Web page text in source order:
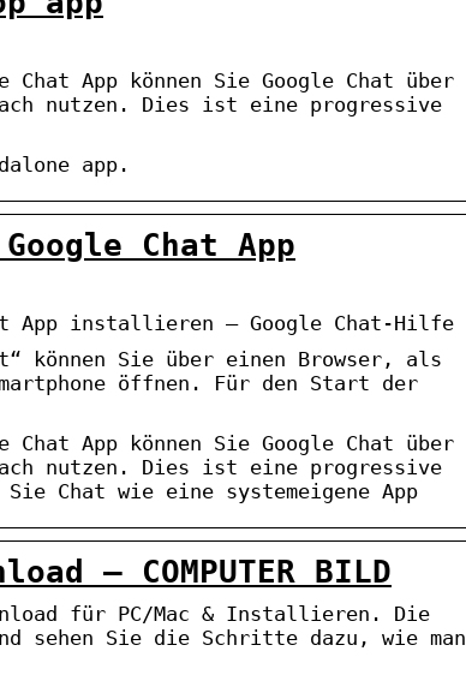
App können Sie Google Chat über
nutzen. Dies ist eine progressive
app.
Chat App
App installieren – Google Chat-Hilfe
können Sie über einen Browser, als
öffnen. Für den Start der
App können Sie Google Chat über
nutzen. Dies ist eine progressive
Sie Chat wie eine systemeigene App
– COMPUTER BILD
für PC/Mac & Installieren. Die
sehen Sie die Schritte dazu, wie man